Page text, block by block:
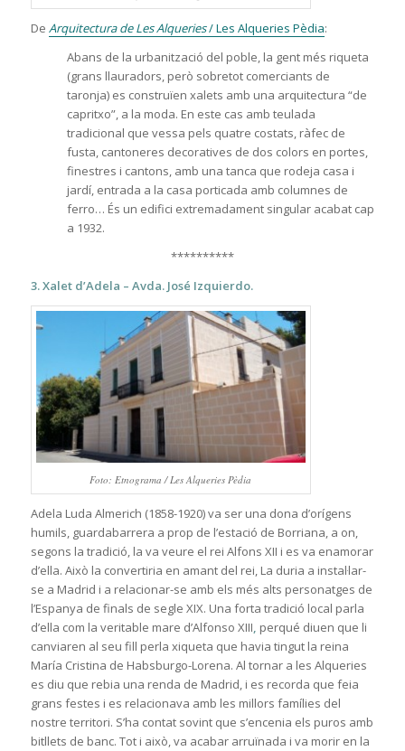
De Arquitectura de Les Alqueries/ Les Alqueries Pèdia:
Abans de la urbanització del poble, la gent més riqueta
(grans llauradors, però sobretot comerciants de
taronja) es construïen xalets amb una arquitectura “de
capritxo”, a la moda. En este cas amb teulada
tradicional que vessa pels quatre costats, ràfec de
fusta, cantoneres decoratives de dos colors en portes,
finestres i cantons, amb una tanca que rodeja casa i
jardí, entrada a la casa porticada amb columnes de
ferro… És un edifici extremadament singular acabat cap
a 1932.
**********
3. Xalet d’Adela – Avda. José Izquierdo.
Foto: Etnograma / Les Alqueries Pèdia
Adela Luda Almerich (1858-1920) va ser una dona d’orígens
humils, guardabarrera a prop de l’estació de Borriana, a on,
segons la tradició, la va veure el rei Alfons XII i es va enamorar
d’ella. Això la convertiria en amant del rei, La duria a instal·lar-
se a Madrid i a relacionar-se amb els més alts personatges de
l’Espanya de finals de segle XIX. Una forta tradició local parla
d’ella com la veritable mare d’Alfonso XIII, perqué diuen que li
canviaren al seu fill perla xiqueta que havia tingut la reina
María Cristina de Habsburgo-Lorena. Al tornar a les Alqueries
es diu que rebia una renda de Madrid, i es recorda que feia
grans festes i es relacionava amb les millors famílies del
nostre territori. S’ha contat sovint que s’encenia els puros amb
bitllets de banc. Tot i això, va acabar arruïnada i va morir en la